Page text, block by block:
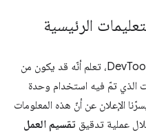
الرئيسية
إذا سبق لك استخدام لوحة الأداء في DevTools، تعلم أنّه قد يكون من
تمّ فيه استخدام وحدة
الإعلان عن أنّ هذه المعلومات
عملية تدقيق تقسيم العمل